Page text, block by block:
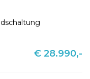
€ 28.990,-